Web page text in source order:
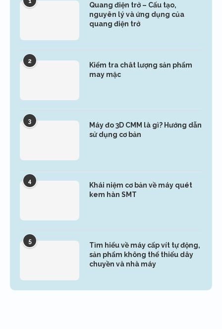
Quang điện trở – Cấu tạo,
nguyên lý và ứng dụng của
quang điện trở
2
Kiểm tra chât lượng sản phẩm
may mặc
3
Máy đo 3D CMM là gì? Hướng dẫn
sử dụng cơ bản
4
Khái niệm cơ bản về máy quét
kem hàn SMT
5
Tìm hiểu về máy cấp vít tự động,
sản phẩm không thể thiếu dây
chuyền và nhà máy